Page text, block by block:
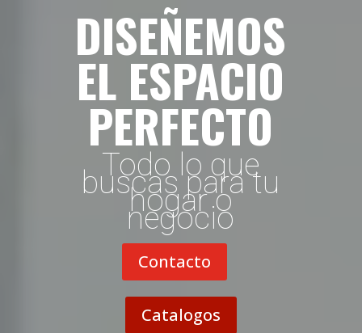
DISEÑEMOS
EL ESPACIO
PERFECTO
Todo lo que
buscas para tu
hogar o
negocio
Contacto
Catalogos